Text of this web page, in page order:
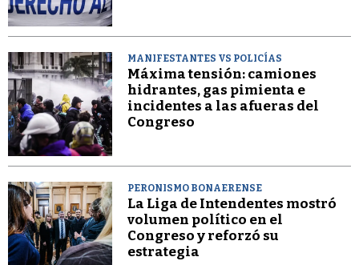
MANIFESTANTES VS POLICÍAS
Máxima tensión: camiones
hidrantes, gas pimienta e
incidentes a las afueras del
Congreso
PERONISMO BONAERENSE
La Liga de Intendentes mostró
volumen político en el
Congreso y reforzó su
estrategia